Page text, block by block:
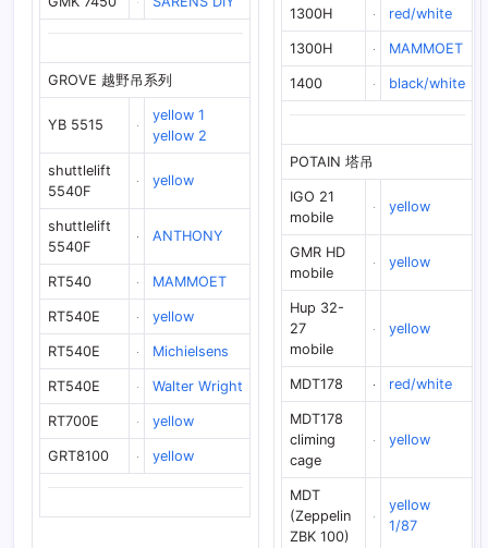
GROVE 越野吊系列
YB 5515
yellow 1
yellow 2
shuttlelift
5540F
yellow
shuttlelift
5540F
ANTHONY
RT540 MAMMOET
RT540E yellow
RT540E Michielsens
RT540E Walter Wright
RT700E yellow
GRT8100 yellow
1300H red/white
1300H MAMMOET
1400 black/white
POTAIN 塔吊
IGO 21
mobile
yellow
GMR HD
mobile
yellow
Hup 32-
27
mobile
yellow
MDT178 red/white
MDT178
climing
cage
yellow
MDT
(Zeppelin
ZBK 100)
yellow
1/87